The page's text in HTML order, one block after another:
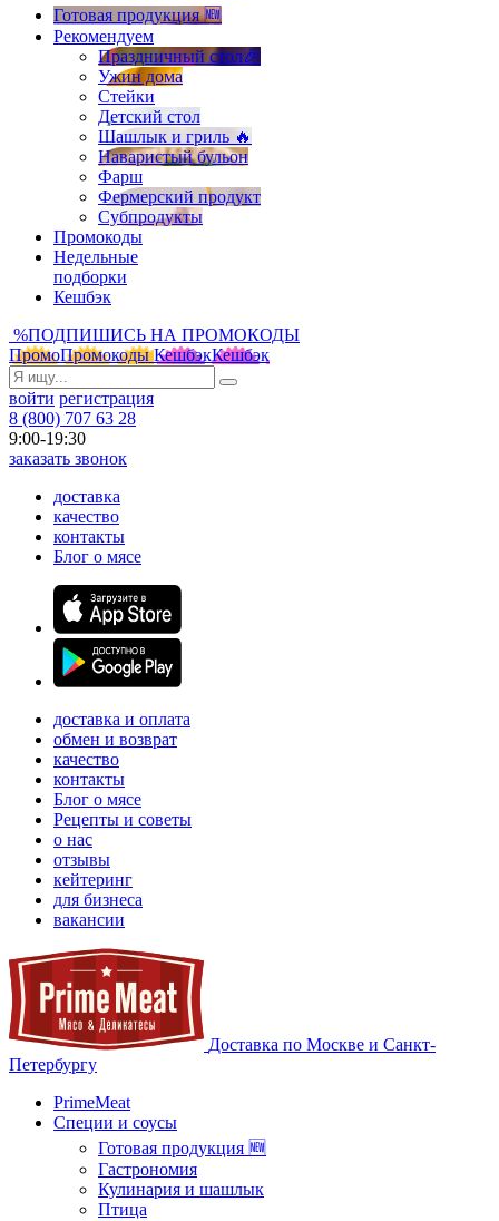
Готовая продукция 🆕
Рекомендуем
Праздничный стол🎉
Ужин дома
Стейки
Детский стол
Шашлык и гриль 🔥
Наваристый бульон
Фарш
Фермерский продукт
Субпродукты
Промокоды
Недельные
подборки
Кешбэк
%ПОДПИШИСЬ НА ПРОМОКОДЫ
ПромоПромокоды КешбэкКешбэк
войти регистрация
8 (800) 707 63 28
9:00-19:30
заказать звонок
доставка
качество
контакты
Блог о мясе
доставка и оплата
обмен и возврат
качество
контакты
Блог о мясе
Рецепты и советы
о нас
отзывы
кейтеринг
для бизнеса
вакансии
Доставка по Москве и Санкт-
Петербургу
PrimeMeat
Специи и соусы
Готовая продукция 🆕
Гастрономия
Кулинария и шашлык
Птица